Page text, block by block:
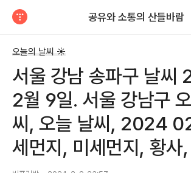
공유와 소통의 산들바람
오늘의 날씨 ☀
서울 강남 송파구 날씨
2월 9일. 서울 강남구
씨, 오늘 날씨, 2024
세먼지, 미세먼지, 황사